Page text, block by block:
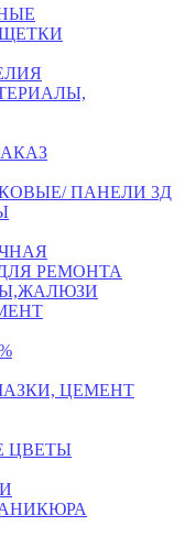
ПАНЕЛИ 3Д
РЕМОНТА
ЦЕМЕНТ
ЦВЕТЫ